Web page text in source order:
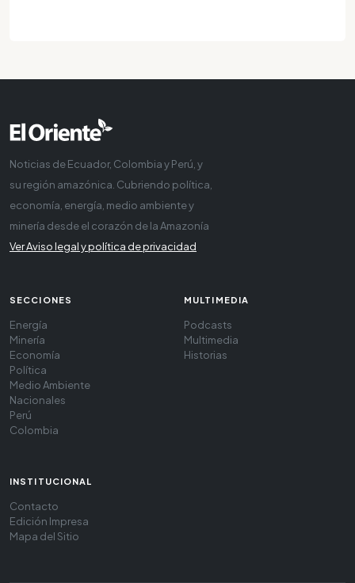
Noticias de Ecuador, Colombia y Perú, y
su región amazónica. Cubriendo política,
economía, energía, medio ambiente y
minería desde el corazón de la Amazonía
Ver Aviso legal y política de privacidad
SECCIONES
Energía
Minería
Economía
Política
Medio Ambiente
Nacionales
Perú
Colombia
MULTIMEDIA
Podcasts
Multimedia
Historias
INSTITUCIONAL
Contacto
Edición Impresa
Mapa del Sitio